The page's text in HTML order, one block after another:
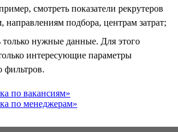
смотреть показатели рекрутеров
направлениям подбора, центрам затрат;
только нужные данные. Для этого
интересующие параметры
по вакансиям»
по менеджерам»